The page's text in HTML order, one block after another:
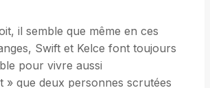
il semble que même en ces
Swift et Kelce font toujours
pour vivre aussi
» que deux personnes scrutées